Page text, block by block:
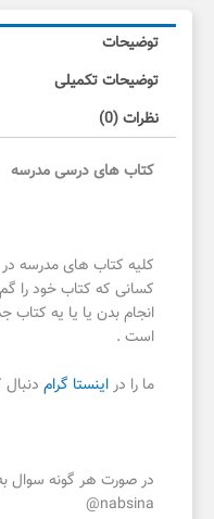
توضیحات
توضیحات تکمیلی
نظرات (0)
کتاب های درسی مدرسه
کلیه کتاب های مدرسه
کسانی که کتاب خود را
انجام بدن یا یا یه کتاب
است .
ما را دراینستا گرام دنبال
در صورت هر گونه سوال
nabsina@